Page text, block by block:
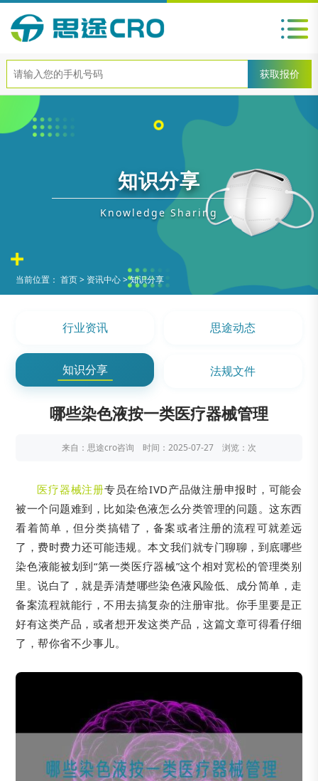
知识分享
Knowledge Sharing
当前位置：首页> 资讯中心>知识分享
行业资讯 思途动态
知识分享 法规文件
哪些染色液按一类医疗器械管理
来自：思途cro咨询 时间：2025-07-27 浏览： 次
医疗器械注册专员在给IVD产品做注册申报时，可能会
被一个问题难到，比如染色液怎么分类管理的问题。这东西
看着简单，但分类搞错了，备案或者注册的流程可就差远
了，费时费力还可能违规。本文我们就专门聊聊，到底哪些
染色液能被划到“第一类医疗器械”这个相对宽松的管理类别
里。说白了，就是弄清楚哪些染色液风险低、成分简单，走
备案流程就能行，不用去搞复杂的注册审批。你手里要是正
好有这类产品，或者想开发这类产品，这篇文章可得看仔细
了，帮你省不少事儿。